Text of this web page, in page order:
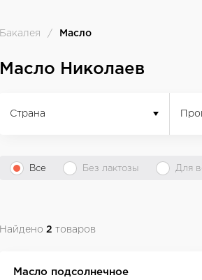
Бакалея Масло
Масло Николаев
Страна
Все Без лактозы Для
Найдено 2 товаров
Масло подсолнечное